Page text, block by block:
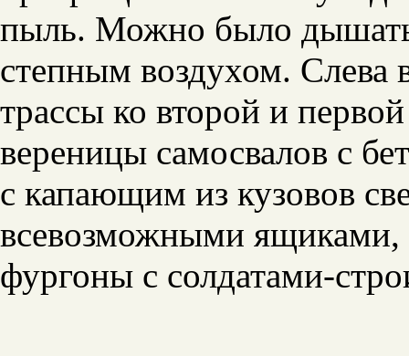
пыль. Можно было
степным воздухом. Слева
трассы ко второй и
вереницы самосвалов с
с капающим из кузовов
всевозможными ящиками,
фургоны с солдатами-